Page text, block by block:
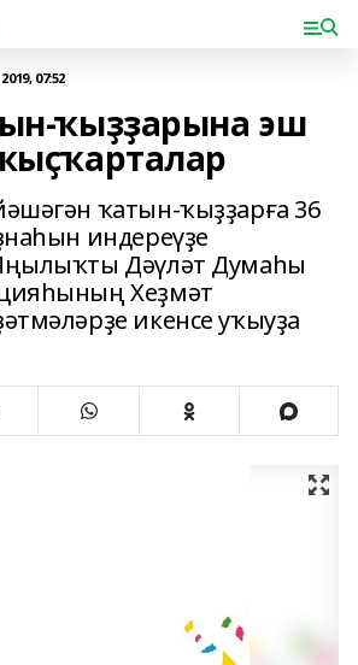
07:52
ҡыҙҙарына эш
ҡатын-ҡыҙҙарға 36
индереүҙе
Дәүләт Думаһы
Хеҙмәт
икенсе уҡыуҙа